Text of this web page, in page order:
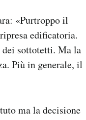
«Purtroppo il
edificatoria.
sottotetti. Ma la
Più in generale, il
ma la decisione